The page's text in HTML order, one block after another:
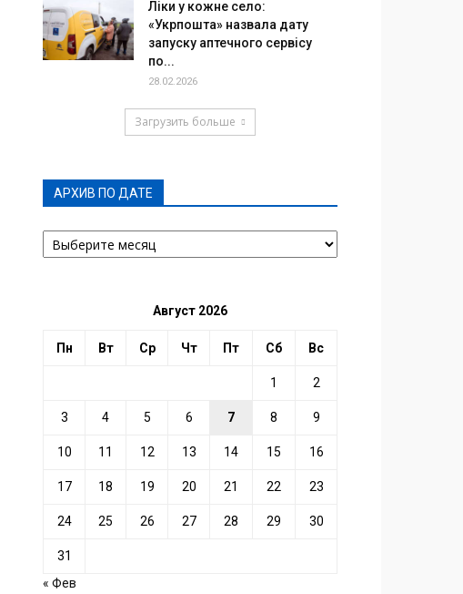
Ліки у кожне село:
«Укрпошта» назвала дату
запуску аптечного сервісу
по...
28.02.2026
Загрузить больше
АРХИВ ПО ДАТЕ
АРХИВ
ПО
Август 2026
Пн Вт Ср Чт Пт Сб Вс
1 2
3 4 5 6 7 8 9
10 11 12 13 14 15 16
17 18 19 20 21 22 23
24 25 26 27 28 29 30
31
« Фев